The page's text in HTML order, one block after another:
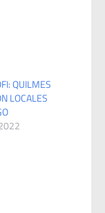
QUILMES
LOCALES